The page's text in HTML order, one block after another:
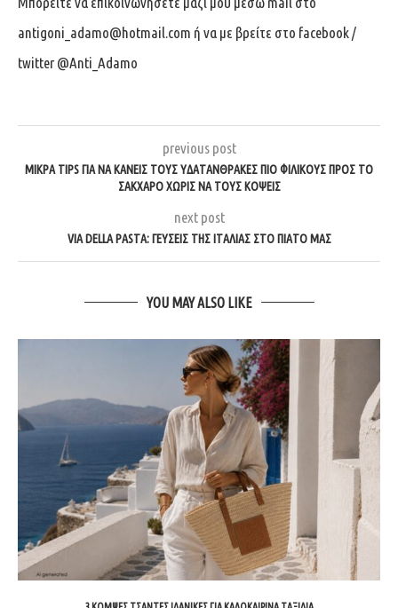
antigoni_adamo@hotmail.com ή να με βρείτε στο facebook /
twitter @Anti_Adamo
previous post
ΜΙΚΡΆ TIPS ΓΙΑ ΝΑ ΚΆΝΕΙΣ ΤΟΥΣ ΥΔΑΤΆΝΘΡΑΚΕΣ ΠΙΟ ΦΙΛΙΚΟΎΣ ΠΡΟΣ ΤΟ
ΣΆΚΧΑΡΟ ΧΩΡΊΣ ΝΑ ΤΟΥΣ ΚΌΨΕΙΣ
next post
VIA DELLA PASTA: ΓΕΎΣΕΙΣ ΤΗΣ ΙΤΑΛΊΑΣ ΣΤΟ ΠΙΆΤΟ ΜΑΣ
YOU MAY ALSO LIKE